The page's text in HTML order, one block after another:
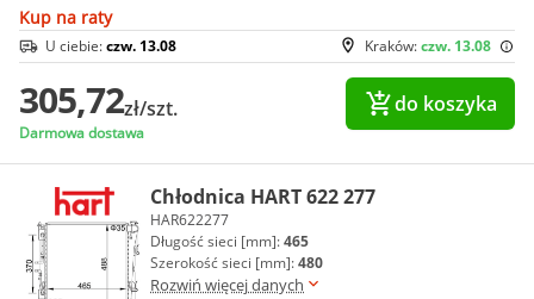
Kup na raty
Kraków:czw. 13.08
U ciebie:czw. 13.08
305,72zł/szt.
Darmowa dostawa
do koszyka
Chłodnica HART 622 277
HAR622277
Długość sieci [mm]:465
Szerokość sieci [mm]:480
Rozwiń więcej danych